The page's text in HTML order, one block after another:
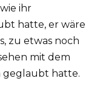
ihr
hatte, er wäre
zu etwas noch
mit dem
geglaubt hatte.